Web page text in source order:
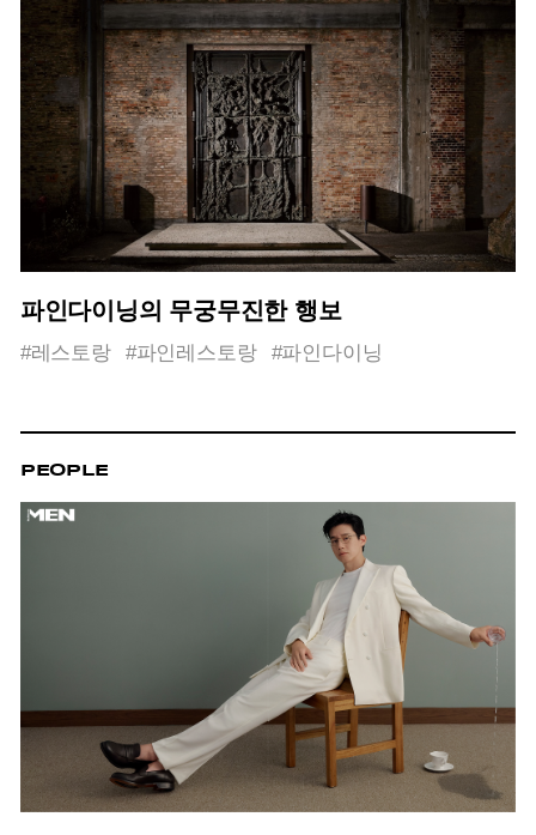
파인다이닝의 무궁무진한 행보
#레스토랑 #파인레스토랑 #파인다이닝
PEOPLE